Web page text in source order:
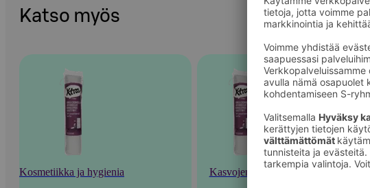
Katso myös
Kosmetiikka ja hygienia Kasvojenhoito